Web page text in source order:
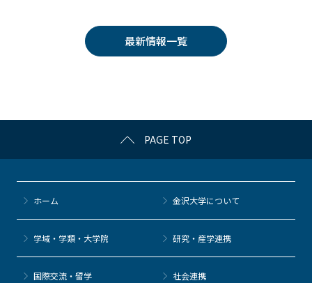
k
erk
et
n
a
最新情報一覧
PAGE TOP
ホーム 金沢大学について
学域・学類・大学院 研究・産学連携
国際交流・留学 社会連携